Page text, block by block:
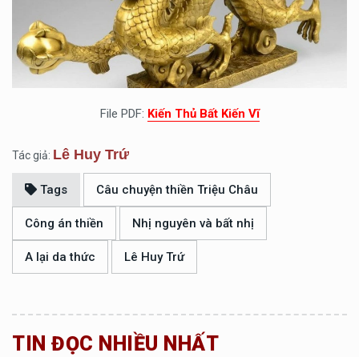
File PDF: Kiến Thủ Bất Kiến Vĩ
Tác giả: Lê Huy Trứ
Tags Câu chuyện thiền Triệu Châu
Công án thiền Nhị nguyên và bất nhị
A lại da thức Lê Huy Trứ
TIN ĐỌC NHIỀU NHẤT